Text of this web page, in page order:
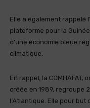
Elle a également rappelé
plateforme pour la
d’une économie bleue
climatique.
En rappel, la
créée en 1989, regroupe
l’Atlantique. Elle pour